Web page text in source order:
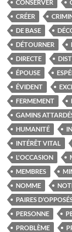
CONSERVER
CRÉER
DE BASE
DÉTOURNER
DIRECTE
ÉPOUSE
ÉVIDENT
FERMEMENT
GAMINS
HUMANITÉ
INTÉRÊT VITAL
L'OCCASION
MEMBRES
NOMME
PAIRES
PERSONNE
PROBLÈME